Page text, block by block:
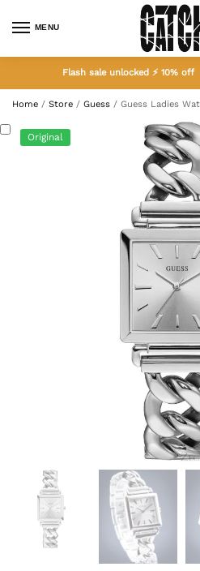
MENU
Flash sale unlocked ⚡ 10%
Home / Store / Guess / Guess Ladies
Original